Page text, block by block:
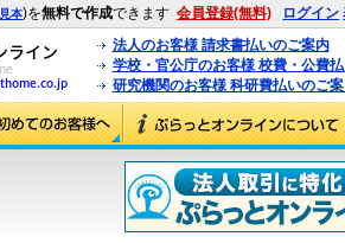
見本)を無料で作成できます 会員登録(無料) ログイン
法人のお客様 請求書払いのご案内
学校・官公庁のお客様 校費・公費
研究機関のお客様 科研費払いのご